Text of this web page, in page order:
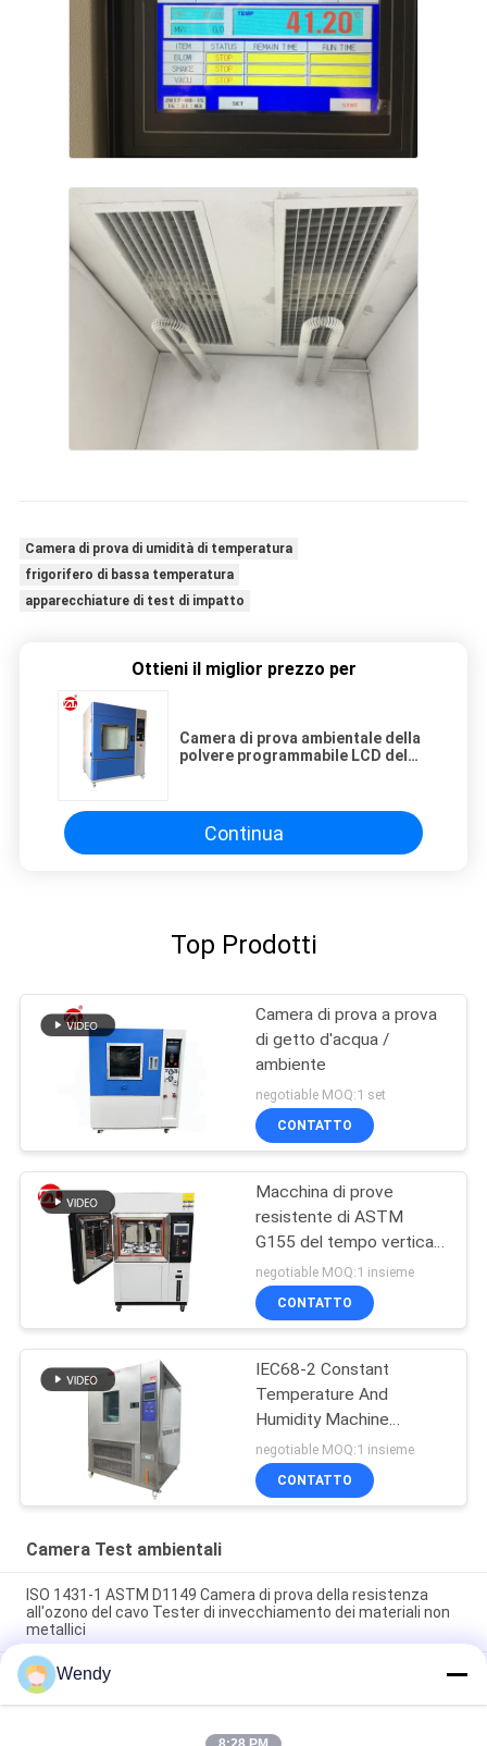
Camera di prova di umidità di temperatura
frigorifero di bassa temperatura
apparecchiature di test di impatto
Ottieni il miglior prezzo per
Camera di prova ambientale della
polvere programmabile LCD del
Continua
Top Prodotti
Camera di prova a prova
di getto d'acqua /
ambiente
negotiable MOQ:1 set
CONTATTO
Macchina di prove
resistente di ASTM
G155 del tempo verticale
della lampada allo xeno
negotiable MOQ:1 insieme
CONTATTO
IEC68-2 Constant
Temperature And
Humidity Machine
programmabile
negotiable MOQ:1 insieme
CONTATTO
Camera Test ambientali
ISO 1431-1 ASTM D1149 Camera di prova della resistenza
all'ozono del cavo Tester di invecchiamento dei materiali non
metallici
ISO 187 TAPPI T 402 Camera di umidità a temperatura
costante per camera di prova ambientale per il
condizionamento della carta
Wendy